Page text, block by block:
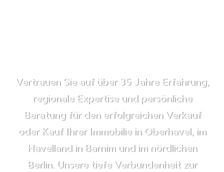
Vertrauen Sie auf über 35 Jahre Erfahrung,
regionale Expertise und persönliche
Beratung für den erfolgreichen Verkauf
oder Kauf Ihrer Immobilie in Oberhavel, im
Havelland in Barnim und im nördlichen
Berlin. Unsere tiefe Verbundenheit zur